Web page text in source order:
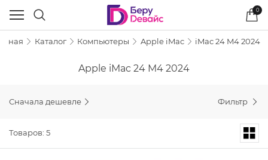
0
Каталог Компьютеры Apple iMac iMac 24 M4 2024
Apple iMac 24 M4 2024
Сначала дешевле Фильтр
Товаров: 5